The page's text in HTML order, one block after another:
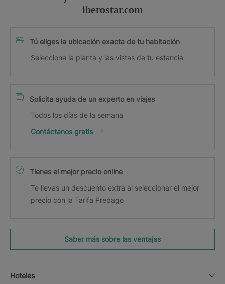
iberostar.com
Tú eliges la ubicación exacta de tu habitación
Selecciona la planta y las vistas de tu estancia
Solicita ayuda de un experto en viajes
Todos los días de la semana
Contáctanos gratis
Tienes el mejor precio online
Te llevas un descuento extra al seleccionar el mejor
precio con la Tarifa Prepago
Saber más sobre las ventajas
Hoteles